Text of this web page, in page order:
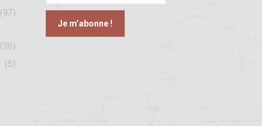
(97)
(36)
(5)